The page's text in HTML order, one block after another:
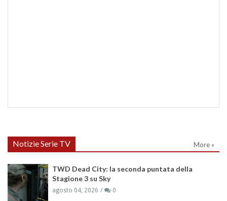
Notizie Serie TV More »
TWD Dead City: la seconda puntata della
Stagione 3 su Sky
agosto 04, 2026 0